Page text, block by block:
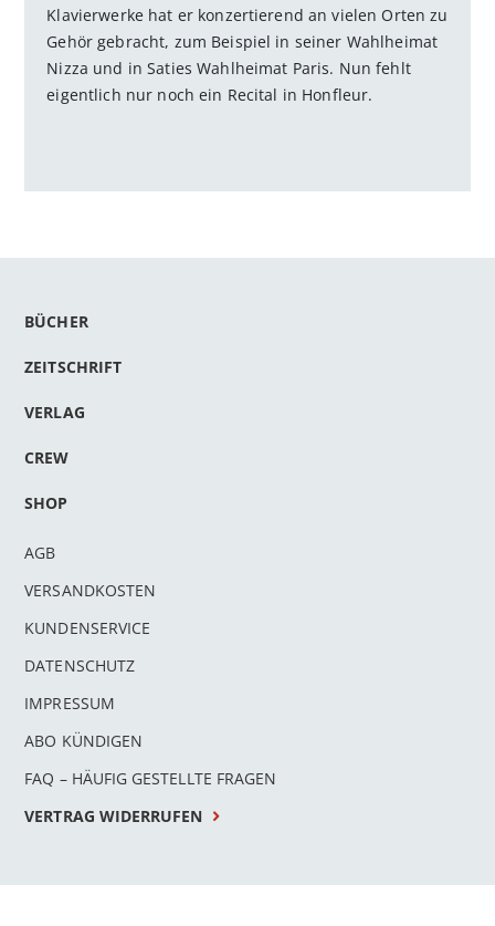
Klavierwerke hat er konzertierend an vielen Orten zu
Gehör gebracht, zum Beispiel in seiner Wahlheimat
Nizza und in Saties Wahlheimat Paris. Nun fehlt
eigentlich nur noch ein Recital in Honfleur.
BÜCHER
ZEITSCHRIFT
VERLAG
CREW
SHOP
AGB
VERSANDKOSTEN
KUNDENSERVICE
DATENSCHUTZ
IMPRESSUM
ABO KÜNDIGEN
FAQ – HÄUFIG GESTELLTE FRAGEN
VERTRAG WIDERRUFEN